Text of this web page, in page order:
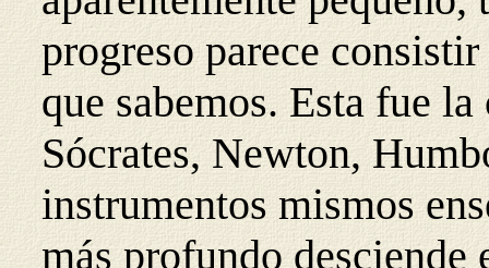
progreso parece
que sabemos. Esta fue
Sócrates, Newton,
instrumentos mismos
más profundo